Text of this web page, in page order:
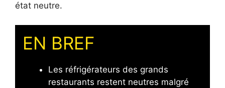
état neutre.
EN BREF
Les réfrigérateurs des grands
restaurants restent neutres malgré